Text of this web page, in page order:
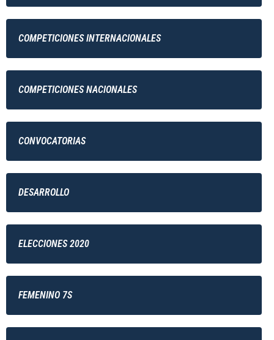
COMPETICIONES INTERNACIONALES
COMPETICIONES NACIONALES
CONVOCATORIAS
DESARROLLO
ELECCIONES 2020
FEMENINO 7S